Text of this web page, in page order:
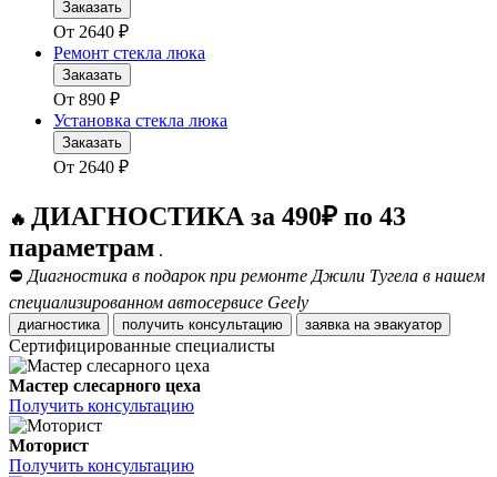
Заказать
От 2640 ₽
Ремонт стекла люка
Заказать
От 890 ₽
Установка стекла люка
Заказать
От 2640 ₽
🔥 ДИАГНОСТИКА за 490₽ по 43
параметрам .
⛔ Диагностика в подарок при ремонте Джили Тугела в нашем
специализированном автосервисе Geely
диагностика получить консультацию заявка на эвакуатор
Сертифицированные специалисты
Мастер слесарного цеха
Получить консультацию
Моторист
Получить консультацию